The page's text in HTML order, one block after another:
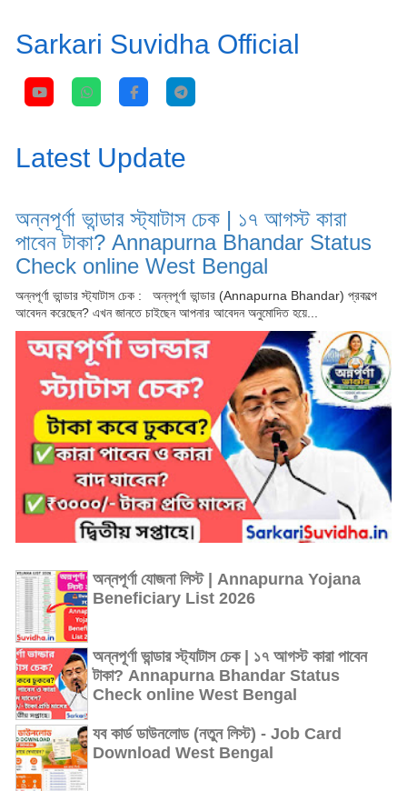
Sarkari Suvidha Official
Latest Update
অন্নপূর্ণা ভান্ডার স্ট্যাটাস চেক | ১৭ আগস্ট কারা
পাবেন টাকা? Annapurna Bhandar Status
Check online West Bengal
অন্নপূর্ণা ভান্ডার স্ট্যাটাস চেক : অন্নপূর্ণা ভান্ডার (Annapurna Bhandar) প্রকল্পে
আবেদন করেছেন? এখন জানতে চাইছেন আপনার আবেদন অনুমোদিত হয়ে...
অন্নপূর্ণা যোজনা লিস্ট | Annapurna Yojana
Beneficiary List 2026
অন্নপূর্ণা ভান্ডার স্ট্যাটাস চেক | ১৭ আগস্ট কারা পাবেন
টাকা? Annapurna Bhandar Status
Check online West Bengal
যব কার্ড ডাউনলোড (নতুন লিস্ট) - Job Card
Download West Bengal